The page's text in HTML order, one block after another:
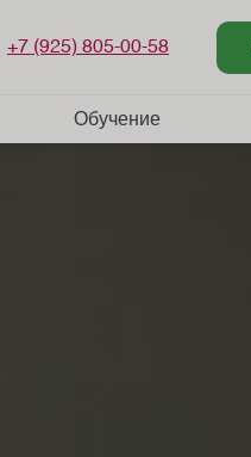
+7 (925) 805‑00‑58
Обучение